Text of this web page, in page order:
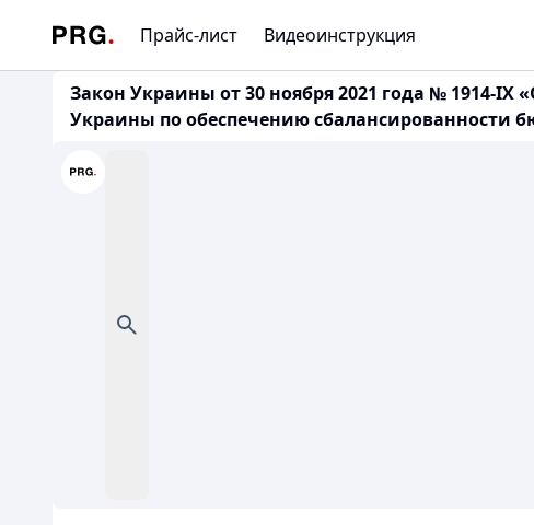
Прайс-лист Видеоинструкция
Закон Украины от 30 ноября 2021 года № 1914-
Украины по обеспечению сбалансированности